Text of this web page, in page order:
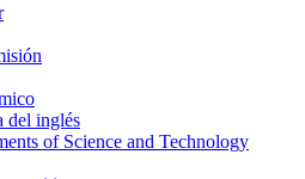
del inglés
of Science and Technology